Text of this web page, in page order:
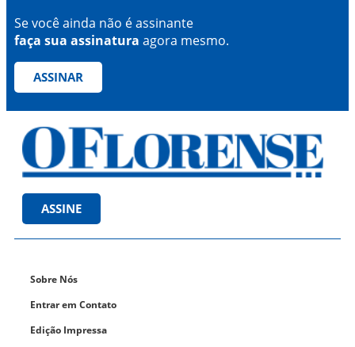
Se você ainda não é assinante
faça sua assinatura agora mesmo.
ASSINAR
ASSINE
Sobre Nós
Entrar em Contato
Edição Impressa